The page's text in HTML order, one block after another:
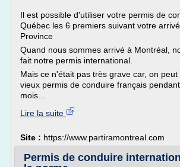
Il est possible d'utiliser votre permis de
Québec les 6 premiers suivant votre
Province
Quand nous sommes arrivé à Montréal,
fait notre permis international.
Mais ce n'était pas très grave car, on
vieux permis de conduire français
mois...
Lire la suite
Site : https://www.partiramontreal.com
Permis de conduire